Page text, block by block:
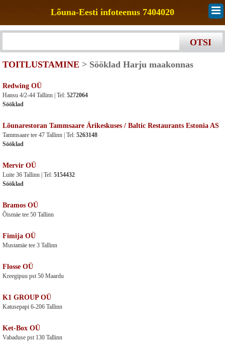
Lõuna-Eesti infoteenus 7404020
TOITLUSTAMINE > Sööklad Harju maakonnas
Redwing OÜ
Hansu 4/2-44 Tallinn | Tel: 5272064
Sööklad
Lõunarestoran Tammsaare Ärikeskuses / Baltic Restaurants Estonia AS
Tammsaare tee 47 Tallinn | Tel: 5263148
Sööklad
Mervir OÜ
Luite 36 Tallinn | Tel: 5154432
Sööklad
Bramos OÜ
Õismäe tee 50 Tallinn
Fimija OÜ
Mustamäe tee 3 Tallinn
Flosse OÜ
Kreegipuu pst 50 Maardu
K1 GROUP OÜ
Katusepapi 6-206 Tallinn
Ket-Box OÜ
Vabaduse pst 130 Tallinn